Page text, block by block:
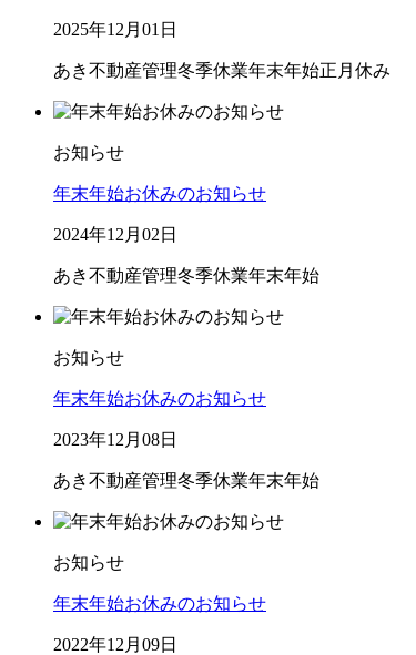
2025年12月01日
あき不動産管理冬季休業年末年始正月休み
お知らせ
年末年始お休みのお知らせ
2024年12月02日
あき不動産管理冬季休業年末年始
お知らせ
年末年始お休みのお知らせ
2023年12月08日
あき不動産管理冬季休業年末年始
お知らせ
年末年始お休みのお知らせ
2022年12月09日